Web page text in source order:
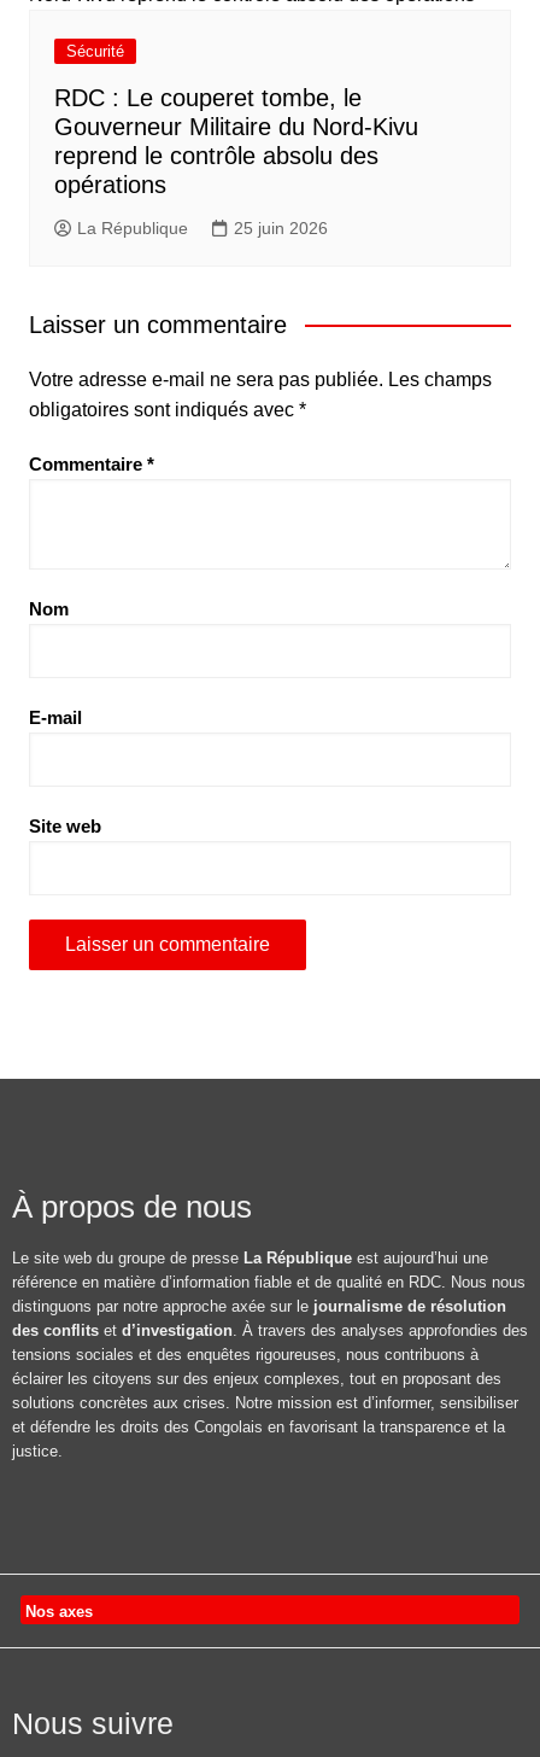
Sécurité
RDC : Le couperet tombe, le
Gouverneur Militaire du Nord-Kivu
reprend le contrôle absolu des
opérations
La République 25 juin 2026
Laisser un commentaire
Votre adresse e-mail ne sera pas publiée. Les champs
obligatoires sont indiqués avec *
Commentaire *
Nom
E-mail
Site web
À propos de nous
Le site web du groupe de presse La République est aujourd’hui une
référence en matière d’information fiable et de qualité en RDC. Nous nous
distinguons par notre approche axée sur le journalisme de résolution
des conflits et d’investigation. À travers des analyses approfondies des
tensions sociales et des enquêtes rigoureuses, nous contribuons à
éclairer les citoyens sur des enjeux complexes, tout en proposant des
solutions concrètes aux crises. Notre mission est d’informer, sensibiliser
et défendre les droits des Congolais en favorisant la transparence et la
justice.
Nos axes
Nous suivre